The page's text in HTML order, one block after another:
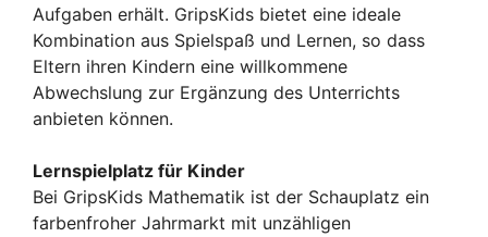
Aufgaben erhält. GripsKids bietet eine ideale
Kombination aus Spielspaß und Lernen, so dass
Eltern ihren Kindern eine willkommene
Abwechslung zur Ergänzung des Unterrichts
anbieten können.
Lernspielplatz für Kinder
Bei GripsKids Mathematik ist der Schauplatz ein
farbenfroher Jahrmarkt mit unzähligen